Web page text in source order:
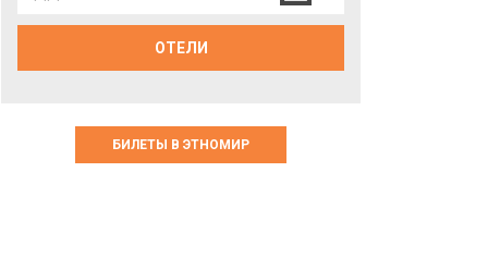
ОТЕЛИ
БИЛЕТЫ В ЭТНОМИР